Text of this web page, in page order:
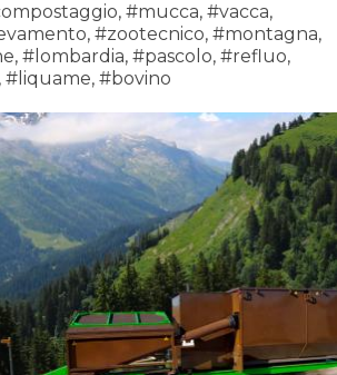
,#mucca,#vacca,
, #zootecnico, #montagna,
, #lombardia, #pascolo, #refluo,
, #liquame, #bovino